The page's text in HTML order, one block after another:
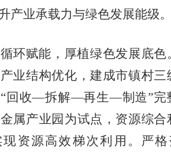
产业承载力与绿色发展能级
环赋能，厚植绿色发展底色
业结构优化，建成市镇村三
“回收—拆解—再生—制造”完
属产业园为试点，资源综合
现资源高效梯次利用。严